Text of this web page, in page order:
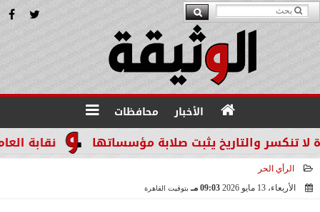
الأخبار محافظات
نقابة العاملين يثبت صلابة مؤسساتها
الرأي الحر
الأربعاء، 13 مايو 2026
09:03 مـ بتوقيت القاهرة